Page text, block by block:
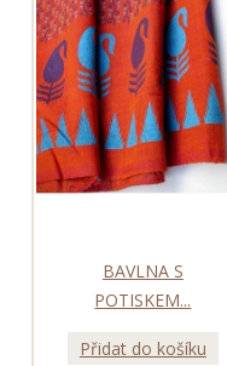
BAVLNA S
POTISKEM...
Přidat do košíku